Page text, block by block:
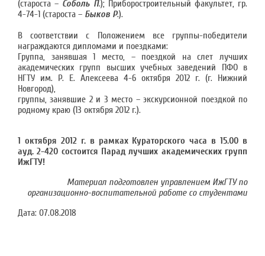
(староста – Соболь П.); Приборостроительный факультет, гр.
4-74-1 (староста – Быков Р.).
В соответствии с Положением все группы-победители
награждаются дипломами и поездками:
Группа, занявшая 1 место, – поездкой на слет лучших
академических групп высших учебных заведений ПФО в
НГТУ им. Р. Е. Алексеева 4-6 октября 2012 г. (г. Нижний
Новгород),
группы, занявшие 2 и 3 место – экскурсионной поездкой по
родному краю (13 октября 2012 г.).
1 октября 2012 г. в рамках Кураторского часа в 15.00 в
ауд. 2-420 состоится Парад лучших академических групп
ИжГТУ!
Материал подготовлен управлением ИжГТУ по
организационно-воспитательной работе со студентами
Дата: 07.08.2018